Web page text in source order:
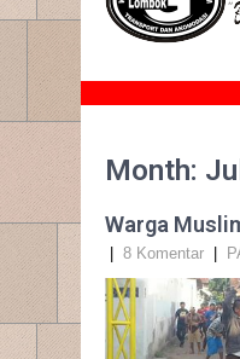
Month:
Warga
8 Komentar